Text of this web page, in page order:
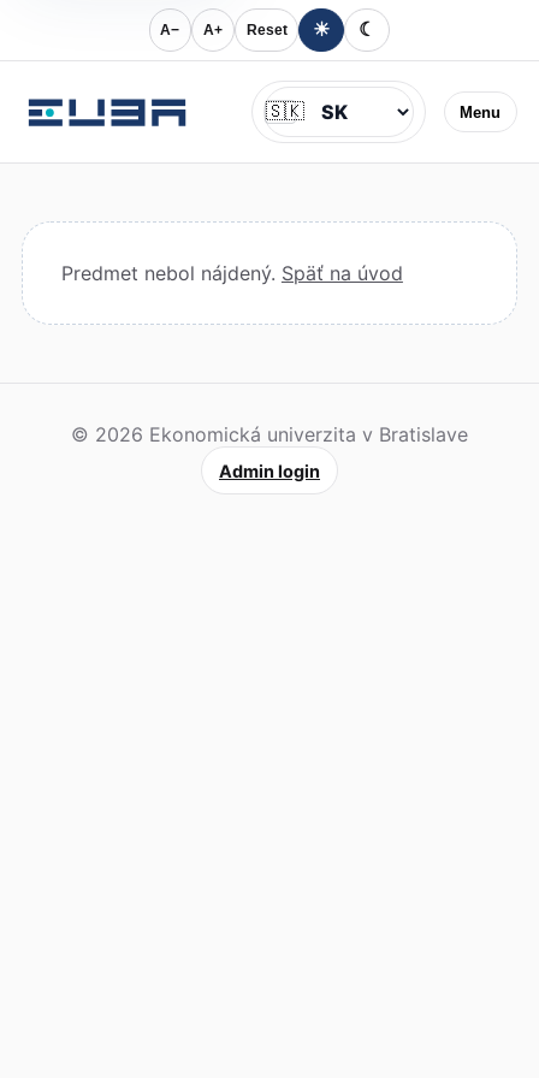
A− A+ Reset ☀ ☾
Menu
Jazyk
🇸🇰
Predmet nebol nájdený. Späť na úvod
© 2026 Ekonomická univerzita v Bratislave
Admin login